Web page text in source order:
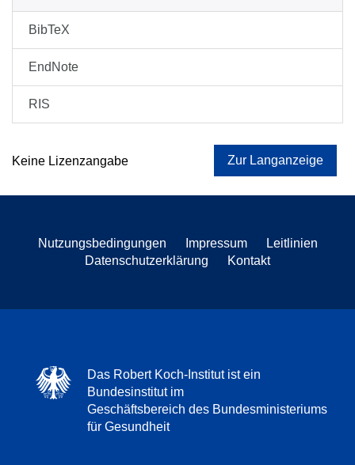
BibTeX
EndNote
RIS
Keine Lizenzangabe Zur Langanzeige
Nutzungsbedingungen Impressum
Leitlinien
Datenschutzerklärung
Kontakt
Das Robert Koch-Institut ist ein
Bundesinstitut im
Geschäftsbereich des Bundesministeriums
für Gesundheit